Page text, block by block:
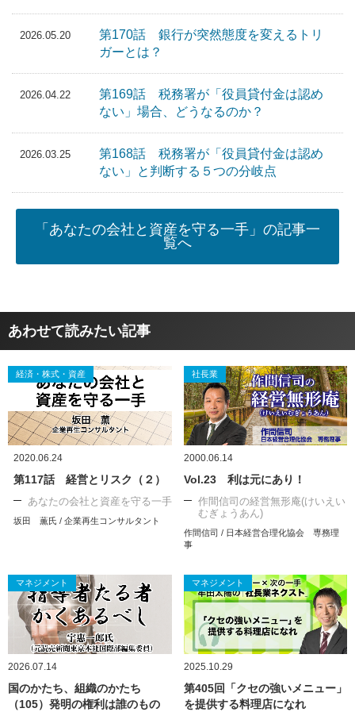
2026.05.20
第170話 銀行が突然態度を変えるトリ
ガーとは？
2026.04.22
第169話 税務署が「役員貸付金は認め
ない」場合、どうなるのか？
2026.03.25
第168話 税務署が「役員貸付金は認め
ない」と判断する５つの分岐点
「あなたの会社と資産を守る一手」の記事一
覧へ
あわせて読みたい記事
経済・株式・資産
2020.06.24
第117話 経営とリスク（２）
あなたの会社と資産を守る一手
坂田 薫氏 / 企業再生コンサルタント
社長業
2000.06.14
Vol.23 利は元にあり！
作間信司の経営無形庵(けいえい
むぎょうあん)
作間信司 / 日本経営合理化協会 専務理
事
マネジメント
2026.07.14
国のかたち、組織のかたち
（105）発明の権利は誰のもの
マネジメント
2025.10.29
第405回「クセの強いメニュー」
を提供する料理店になれ